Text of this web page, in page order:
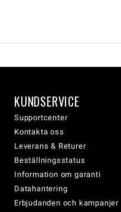
KUNDSERVICE
Supportcenter
Kontakta oss
Leverans & Returer
Beställningsstatus
Information om garanti
Datahantering
Erbjudanden och kampanjer